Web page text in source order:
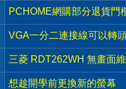
PCHOME網購部分退貨門
VGA一分二連接線可以轉
三菱 RDT262WH 無畫面
想趁開學前更換新的螢幕